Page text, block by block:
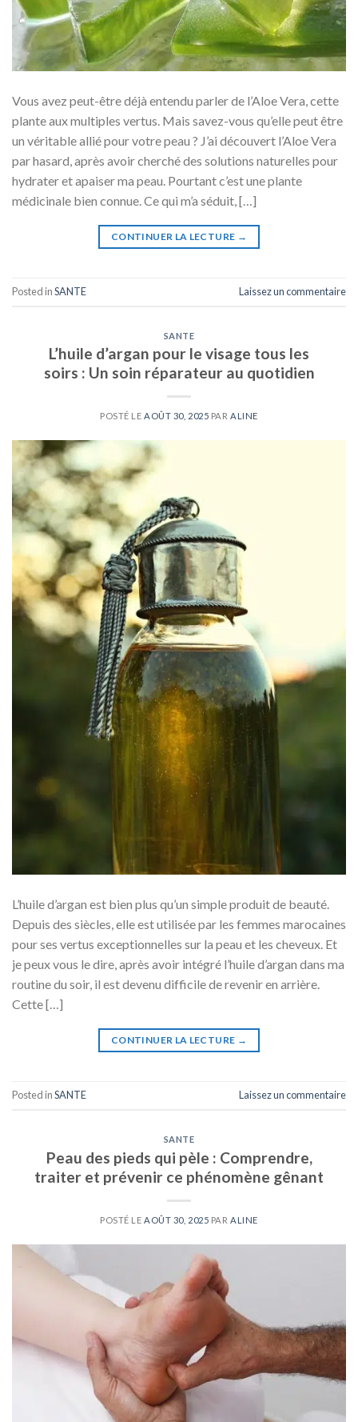
Vous avez peut-être déjà entendu parler de l’Aloe Vera, cette
plante aux multiples vertus. Mais savez-vous qu’elle peut être
un véritable allié pour votre peau ? J’ai découvert l’Aloe Vera
par hasard, après avoir cherché des solutions naturelles pour
hydrater et apaiser ma peau. Pourtant c’est une plante
médicinale bien connue. Ce qui m’a séduit, […]
CONTINUER LA LECTURE →
Posted inSANTE Laissez un commentaire
SANTE
L’huile d’argan pour le visage tous les
soirs : Un soin réparateur au quotidien
POSTÉ LEAOÛT 30, 2025 PARALINE
L’huile d’argan est bien plus qu’un simple produit de beauté.
Depuis des siècles, elle est utilisée par les femmes marocaines
pour ses vertus exceptionnelles sur la peau et les cheveux. Et
je peux vous le dire, après avoir intégré l’huile d’argan dans ma
routine du soir, il est devenu difficile de revenir en arrière.
Cette […]
CONTINUER LA LECTURE →
Posted inSANTE Laissez un commentaire
SANTE
Peau des pieds qui pèle : Comprendre,
traiter et prévenir ce phénomène gênant
POSTÉ LE AOÛT 30, 2025 PAR ALINE